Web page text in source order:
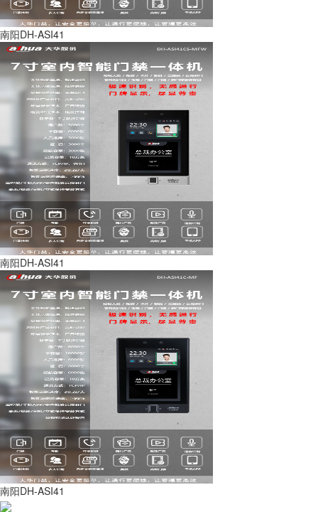
南阳DH-ASI41
南阳DH-ASI41
南阳DH-ASI41